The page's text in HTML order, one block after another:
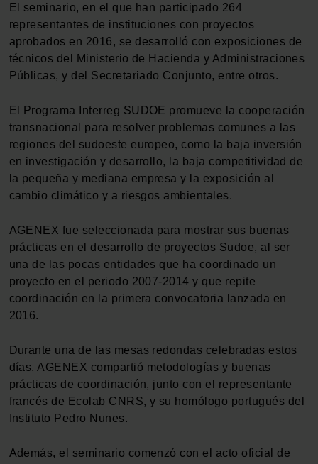
El seminario, en el que han participado 264
representantes de instituciones con proyectos
aprobados en 2016, se desarrolló con exposiciones de
técnicos del Ministerio de Hacienda y Administraciones
Públicas, y del Secretariado Conjunto, entre otros.
El Programa Interreg SUDOE promueve la cooperación
transnacional para resolver problemas comunes a las
regiones del sudoeste europeo, como la baja inversión
en investigación y desarrollo, la baja competitividad de
la pequeña y mediana empresa y la exposición al
cambio climático y a riesgos ambientales.
AGENEX fue seleccionada para mostrar sus buenas
prácticas en el desarrollo de proyectos Sudoe, al ser
una de las pocas entidades que ha coordinado un
proyecto en el periodo 2007-2014 y que repite
coordinación en la primera convocatoria lanzada en
2016.
Durante una de las mesas redondas celebradas estos
días, AGENEX compartió metodologías y buenas
prácticas de coordinación, junto con el representante
francés de Ecolab CNRS, y su homólogo portugués del
Instituto Pedro Nunes.
Además, el seminario comenzó con el acto oficial de